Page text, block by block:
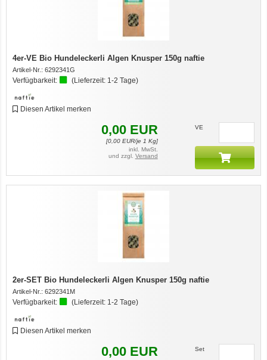
4er-VE Bio Hundeleckerli Algen Knusper 150g naftie
Artikel-Nr.: 6292341G
Verfügbarkeit: (Lieferzeit: 1-2 Tage)
Diesen Artikel merken
0,00 EUR
[0,00EUR/je 1 Kg]
inkl. MwSt.
und zzgl. Versand
VE
2er-SET Bio Hundeleckerli Algen Knusper 150g naftie
Artikel-Nr.: 6292341M
Verfügbarkeit: (Lieferzeit: 1-2 Tage)
Diesen Artikel merken
0,00 EUR Set